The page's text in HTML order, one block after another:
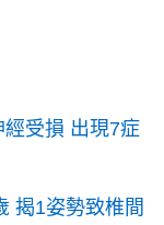
受損 出現7症
揭1姿勢致椎間